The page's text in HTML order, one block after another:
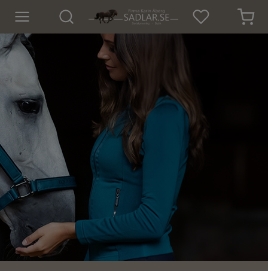
Hem
Nyheter
För hästen
För ryttaren
Hund
Outdoor
SOMMAR-REA!
Mode